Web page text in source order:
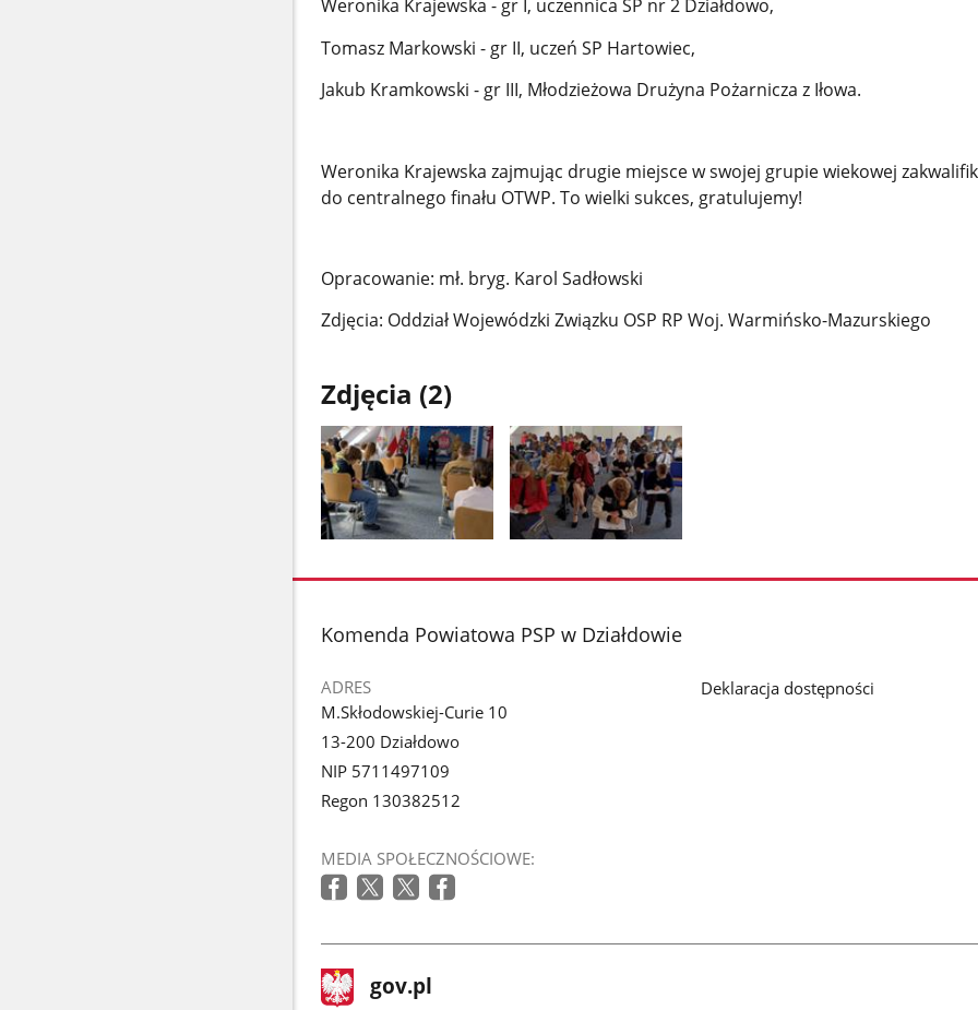
Weronika Krajewska - gr I, uczennica SP nr 2 Działdowo,
Tomasz Markowski - gr II, uczeń SP Hartowiec,
Jakub Kramkowski - gr III, Młodzieżowa Drużyna Pożarnicza z Iłowa.
Weronika Krajewska zajmując drugie miejsce w swojej grupie wiekowej
do centralnego finału OTWP. To wielki sukces, gratulujemy!
Opracowanie: mł. bryg. Karol Sadłowski
Zdjęcia: Oddział Wojewódzki Związku OSP RP Woj. Warmińsko-Mazurskiego
Zdjęcia (2)
zdjęcie
galerii.
zdjęcie
galerii.
stopka
Komenda Powiatowa PSP w Działdowie
ADRES
M.Skłodowskiej-Curie 10
13-200 Działdowo
NIP 5711497109
Regon 130382512
MEDIA SPOŁECZNOŚCIOWE:
Deklaracja dostępności
stopka
gov.pl Strona
gov.pl